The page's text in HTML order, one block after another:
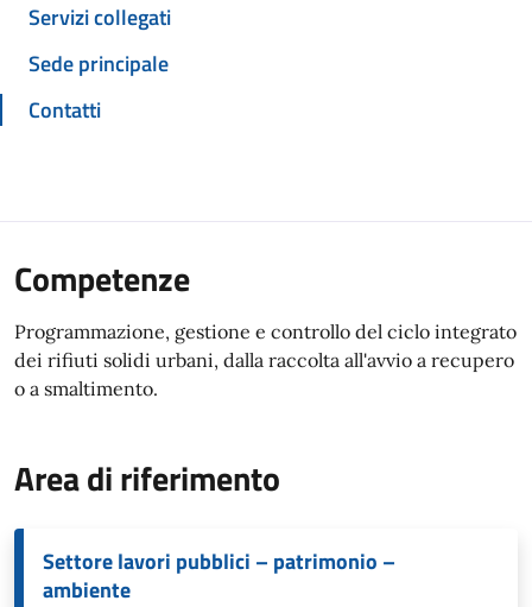
Servizi collegati
Sede principale
Contatti
Competenze
Programmazione, gestione e controllo del ciclo integrato
dei rifiuti solidi urbani, dalla raccolta all'avvio a recupero
o a smaltimento.
Area di riferimento
Settore lavori pubblici – patrimonio –
ambiente